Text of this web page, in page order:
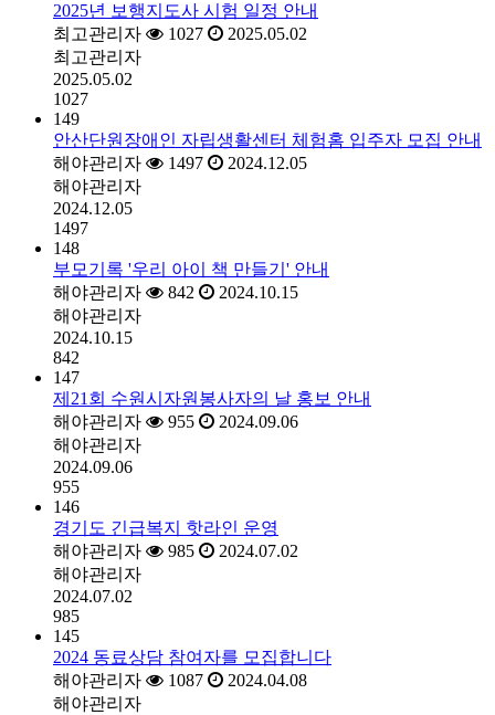
2025년 보행지도사 시험 일정 안내
최고관리자
1027
2025.05.02
최고관리자
2025.05.02
1027
149
안산단원장애인 자립생활센터 체험홈 입주자 모집 안내
해야관리자
1497
2024.12.05
해야관리자
2024.12.05
1497
148
부모기록 '우리 아이 책 만들기' 안내
해야관리자
842
2024.10.15
해야관리자
2024.10.15
842
147
제21회 수원시자원봉사자의 날 홍보 안내
해야관리자
955
2024.09.06
해야관리자
2024.09.06
955
146
경기도 긴급복지 핫라인 운영
해야관리자
985
2024.07.02
해야관리자
2024.07.02
985
145
2024 동료상담 참여자를 모집합니다
해야관리자
1087
2024.04.08
해야관리자